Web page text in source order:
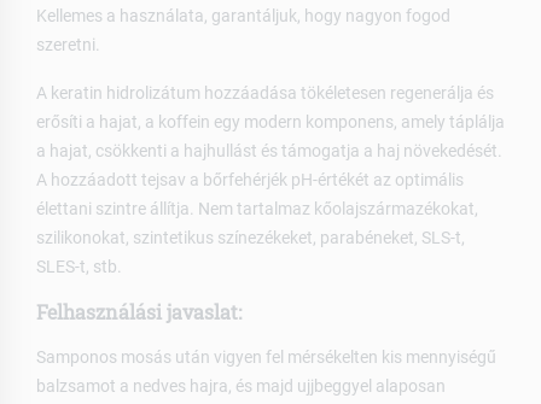
Kellemes a használata, garantáljuk, hogy nagyon fogod
szeretni.
A keratin hidrolizátum hozzáadása tökéletesen regenerálja és
erősíti a hajat, a koffein egy modern komponens, amely táplálja
a hajat, csökkenti a hajhullást és támogatja a haj növekedését.
A hozzáadott tejsav a bőrfehérjék pH-értékét az optimális
élettani szintre állítja. Nem tartalmaz kőolajszármazékokat,
szilikonokat, szintetikus színezékeket, parabéneket, SLS-t,
SLES-t, stb.
Felhasználási javaslat:
Samponos mosás után vigyen fel mérsékelten kis mennyiségű
balzsamot a nedves hajra, és majd ujjbeggyel alaposan